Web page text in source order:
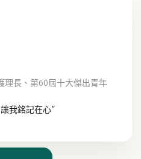
理長、第60屆十大傑出青年
我銘記在心"